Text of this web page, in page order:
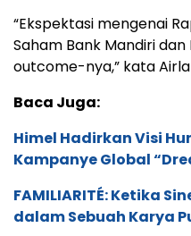
“Ekspektasi mengenai
Saham Bank Mandiri dan
outcome-nya,” kata
Baca Juga:
Himel Hadirkan Visi
Kampanye Global
FAMILIARITÉ: Ketika
dalam Sebuah Karya